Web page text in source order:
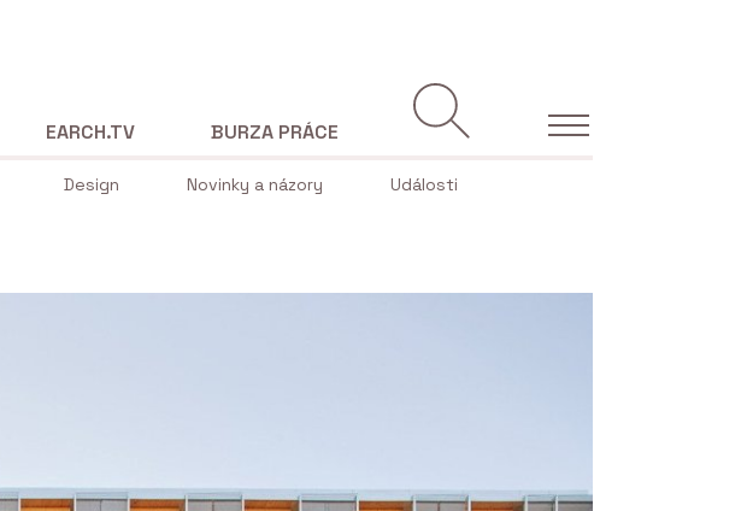
Design Novinky a názory Události
EARCH.TV BURZA PRÁCE